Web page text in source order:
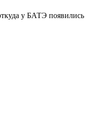
у БАТЭ появились